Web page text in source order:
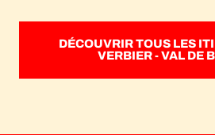
DÉCOUVRIR TOUS LES
VERBIER - VAL DE